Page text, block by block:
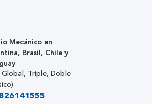
Mecánico en
Brasil, Chile y
Global, Triple, Doble